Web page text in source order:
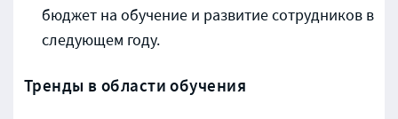
бюджет на обучение и развитие сотрудников в
следующем году.
Тренды в области обучения